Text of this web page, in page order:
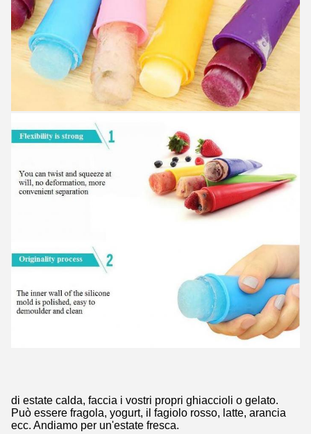
di estate calda, faccia i vostri propri ghiaccioli o gelato.
Può essere fragola, yogurt, il fagiolo rosso, latte, arancia
ecc. Andiamo per un'estate fresca.